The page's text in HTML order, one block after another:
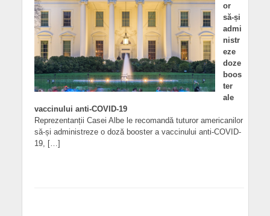
or
să-și
admi
nistr
eze
doze
boos
ter
ale
vaccinului anti-COVID-19
Reprezentanții Casei Albe le recomandă tuturor americanilor
să-și administreze o doză booster a vaccinului anti-COVID-
19, […]